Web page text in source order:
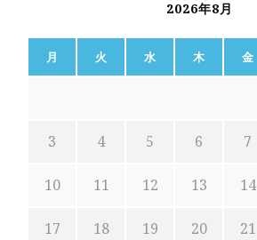
2026年8月
月 火 水 木 金
3 4 5 6 7
10 11 12 13 14
17 18 19 20 21